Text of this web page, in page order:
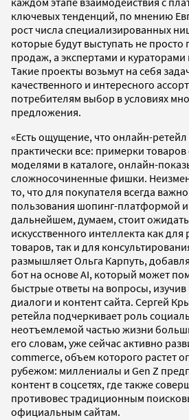
ключевых тенденций, по мнению
рост числа специализированных
которые будут выступать не
продаж, а экспертами и кураторами
Такие проекты возьмут на себя
качественного и интересного
потребителям выбор в условиях
предложения.
«Есть ощущение, что онлайн-
практически все: примерки товаров
моделями в каталоге, онлайн-
сложносочиненные фишки.
то, что для покупателя всегда
пользования шопинг-платформой и
дальнейшем, думаем, стоит
искусственного интеллекта как
товаров, так и для
размышляет Ольга Карпуть,
бот на основе AI, который может
быстрые ответы на вопросы,
диалоги и контент сайта. Сергей
ретейла подчеркивает роль
неотъемлемой частью жизни
его словам, уже сейчас активно
commerce, объем которого растет
рубежом: миллениалы и Gen Z
контент в соцсетях, где также
противовес традиционным
официальным сайтам.